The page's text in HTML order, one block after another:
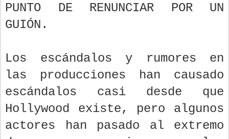
PUNTO DE RENUNCIAR POR UN
GUIÓN.
Los escándalos y rumores en
las producciones han causado
escándalos casi desde que
Hollywood existe, pero algunos
actores han pasado al extremo